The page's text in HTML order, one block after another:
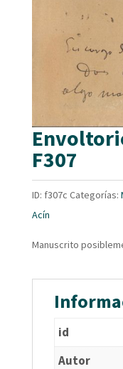
F307
ID: f307c Categorías:
Acín
Manuscrito
id
Autor